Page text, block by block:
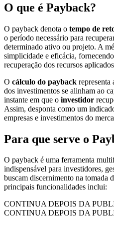
O que é Payback?
O payback denota o tempo de
o período necessário para
determinado ativo ou projeto. A
simplicidade e eficácia,
recuperação dos recursos
O cálculo do payback representa
dos investimentos se alinham ao
instante em que o investidor
Assim, desponta como um
empresas e investimentos do
Para que serve o
O payback é uma ferramenta
indispensável para investidores,
buscam discernimento na tomada
principais funcionalidades inclui:
CONTINUA DEPOIS DA
CONTINUA DEPOIS DA